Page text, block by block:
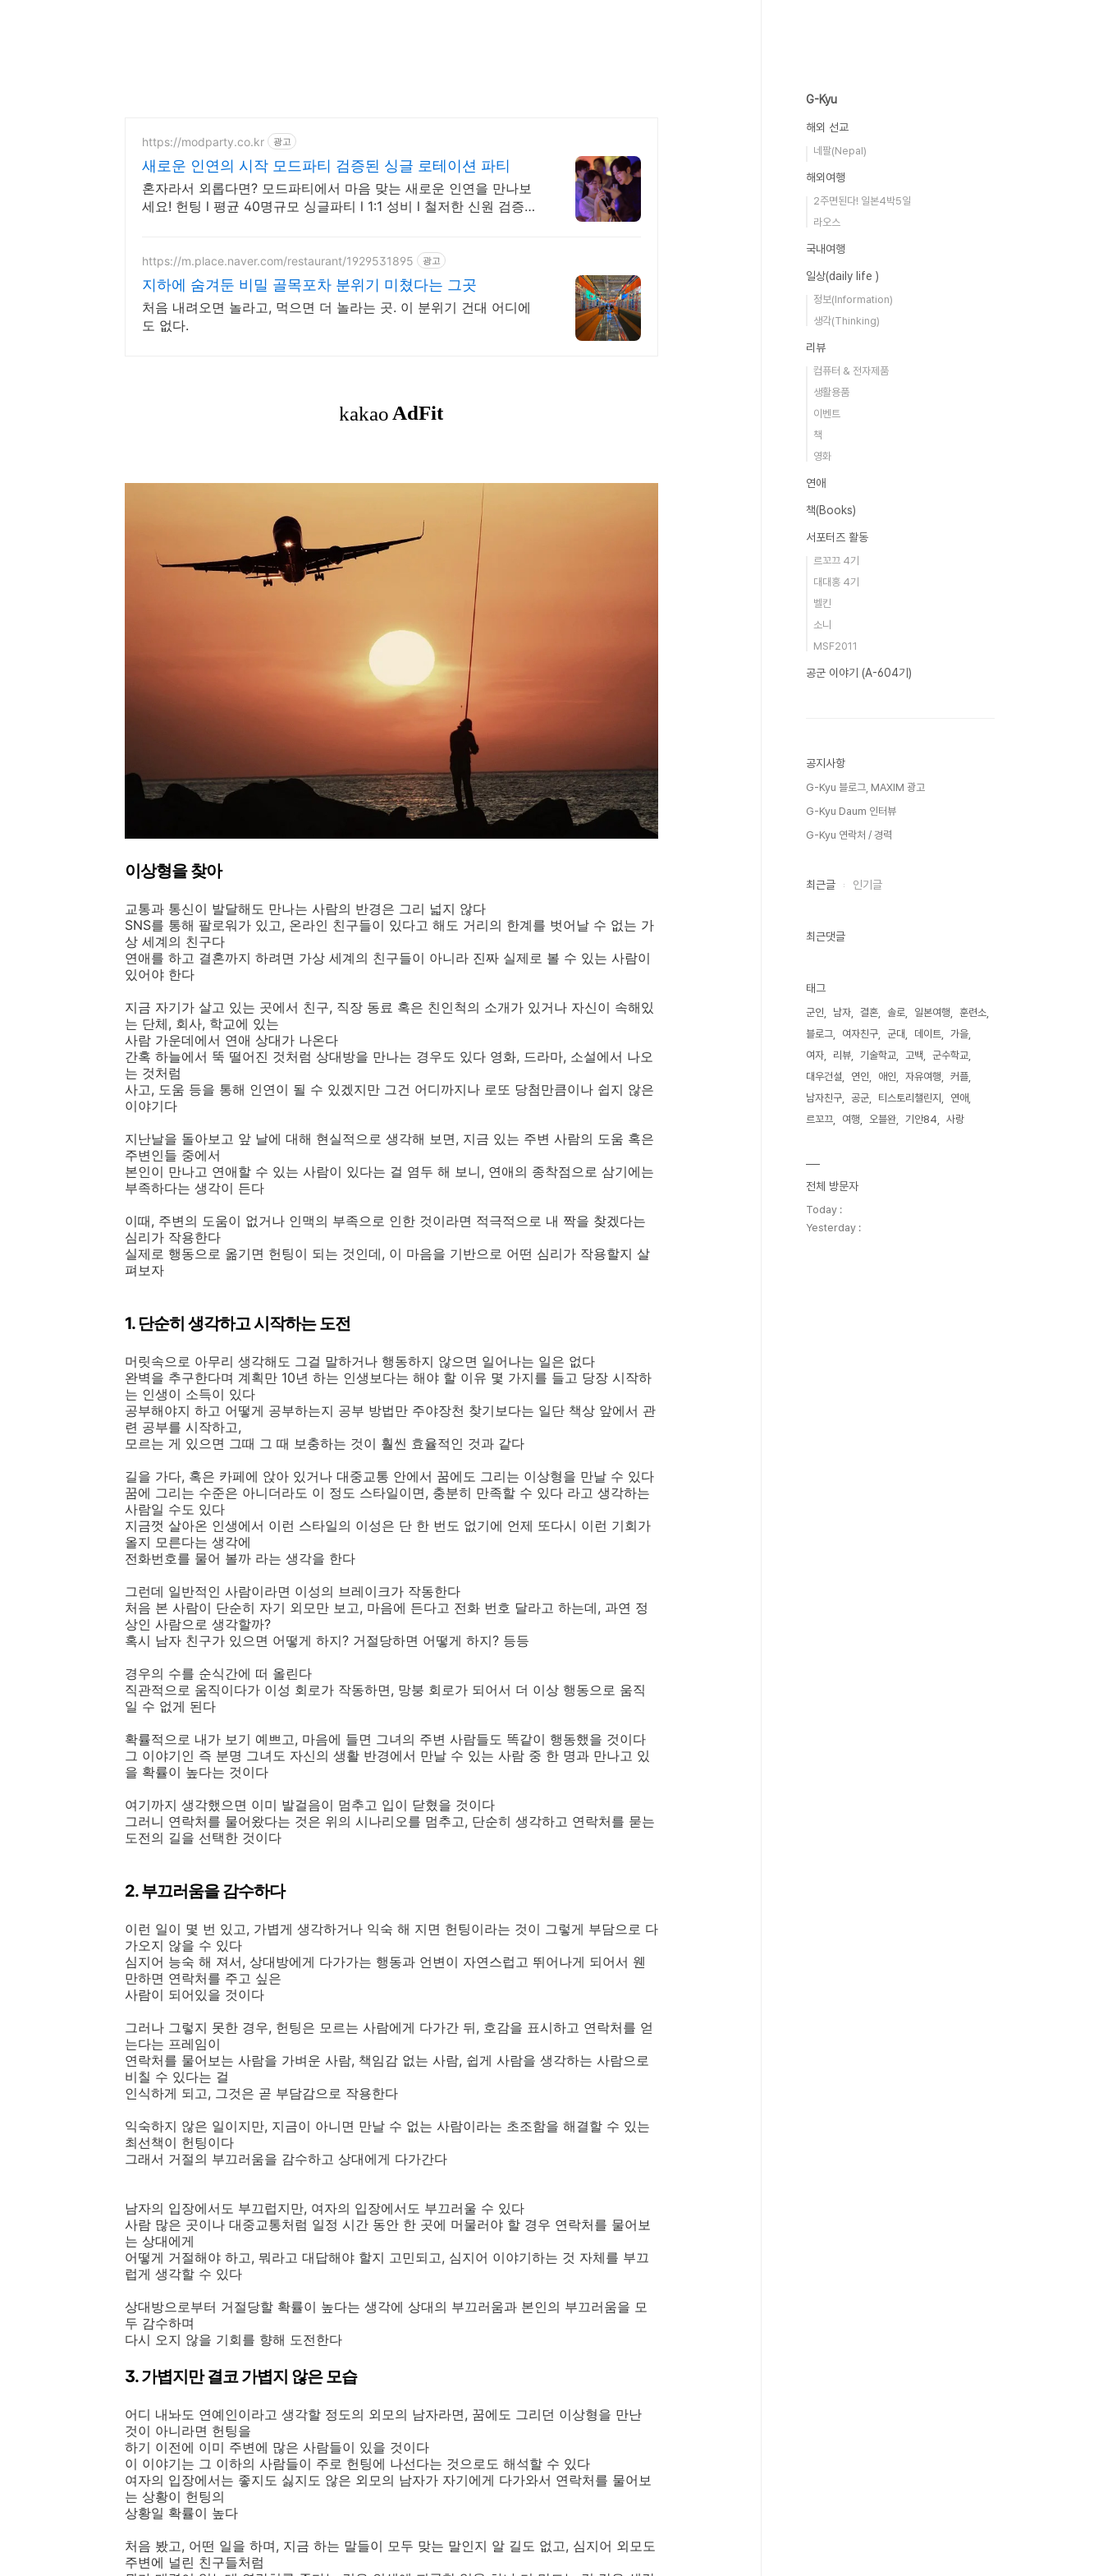
https://modparty.co.kr 광고
새로운 인연의 시작 모드파티 검증된 싱글 로테이션 파티
혼자라서 외롭다면? 모드파티에서 마음 맞는 새로운 인연을 만나보
세요! 헌팅 l 평균 40명규모 싱글파티 l 1:1 성비 l 철저한 신원 검증으
https://m.place.naver.com/restaurant/1929531895 광고
지하에 숨겨둔 비밀 골목포차 분위기 미쳤다는 그곳
처음 내려오면 놀라고, 먹으면 더 놀라는 곳. 이 분위기 건대 어디에
도 없다.
이상형을 찾아
교통과 통신이 발달해도 만나는 사람의 반경은 그리 넓지 않다
SNS를 통해 팔로워가 있고, 온라인 친구들이 있다고 해도 거리의 한계를 벗어날 수 없는 가
상 세계의 친구다
연애를 하고 결혼까지 하려면 가상 세계의 친구들이 아니라 진짜 실제로 볼 수 있는 사람이
있어야 한다
지금 자기가 살고 있는 곳에서 친구, 직장 동료 혹은 친인척의 소개가 있거나 자신이 속해있
는 단체, 회사, 학교에 있는
사람 가운데에서 연애 상대가 나온다
간혹 하늘에서 뚝 떨어진 것처럼 상대방을 만나는 경우도 있다 영화, 드라마, 소설에서 나오
는 것처럼
사고, 도움 등을 통해 인연이 될 수 있겠지만 그건 어디까지나 로또 당첨만큼이나 쉽지 않은
이야기다
지난날을 돌아보고 앞 날에 대해 현실적으로 생각해 보면, 지금 있는 주변 사람의 도움 혹은
주변인들 중에서
본인이 만나고 연애할 수 있는 사람이 있다는 걸 염두 해 보니, 연애의 종착점으로 삼기에는
부족하다는 생각이 든다
이때, 주변의 도움이 없거나 인맥의 부족으로 인한 것이라면 적극적으로 내 짝을 찾겠다는
심리가 작용한다
실제로 행동으로 옮기면 헌팅이 되는 것인데, 이 마음을 기반으로 어떤 심리가 작용할지 살
펴보자
1. 단순히 생각하고 시작하는 도전
머릿속으로 아무리 생각해도 그걸 말하거나 행동하지 않으면 일어나는 일은 없다
완벽을 추구한다며 계획만 10년 하는 인생보다는 해야 할 이유 몇 가지를 들고 당장 시작하
는 인생이 소득이 있다
공부해야지 하고 어떻게 공부하는지 공부 방법만 주야장천 찾기보다는 일단 책상 앞에서 관
련 공부를 시작하고,
모르는 게 있으면 그때 그 때 보충하는 것이 훨씬 효율적인 것과 같다
길을 가다, 혹은 카페에 앉아 있거나 대중교통 안에서 꿈에도 그리는 이상형을 만날 수 있다
꿈에 그리는 수준은 아니더라도 이 정도 스타일이면, 충분히 만족할 수 있다 라고 생각하는
사람일 수도 있다
지금껏 살아온 인생에서 이런 스타일의 이성은 단 한 번도 없기에 언제 또다시 이런 기회가
올지 모른다는 생각에
전화번호를 물어 볼까 라는 생각을 한다
그런데 일반적인 사람이라면 이성의 브레이크가 작동한다
처음 본 사람이 단순히 자기 외모만 보고, 마음에 든다고 전화 번호 달라고 하는데, 과연 정
상인 사람으로 생각할까?
혹시 남자 친구가 있으면 어떻게 하지? 거절당하면 어떻게 하지? 등등
경우의 수를 순식간에 떠 올린다
직관적으로 움직이다가 이성 회로가 작동하면, 망붕 회로가 되어서 더 이상 행동으로 움직
일 수 없게 된다
확률적으로 내가 보기 예쁘고, 마음에 들면 그녀의 주변 사람들도 똑같이 행동했을 것이다
그 이야기인 즉 분명 그녀도 자신의 생활 반경에서 만날 수 있는 사람 중 한 명과 만나고 있
을 확률이 높다는 것이다
여기까지 생각했으면 이미 발걸음이 멈추고 입이 닫혔을 것이다
그러니 연락처를 물어왔다는 것은 위의 시나리오를 멈추고, 단순히 생각하고 연락처를 묻는
도전의 길을 선택한 것이다
2. 부끄러움을 감수하다
이런 일이 몇 번 있고, 가볍게 생각하거나 익숙 해 지면 헌팅이라는 것이 그렇게 부담으로 다
가오지 않을 수 있다
심지어 능숙 해 져서, 상대방에게 다가가는 행동과 언변이 자연스럽고 뛰어나게 되어서 웬
만하면 연락처를 주고 싶은
사람이 되어있을 것이다
그러나 그렇지 못한 경우, 헌팅은 모르는 사람에게 다가간 뒤, 호감을 표시하고 연락처를 얻
는다는 프레임이
연락처를 물어보는 사람을 가벼운 사람, 책임감 없는 사람, 쉽게 사람을 생각하는 사람으로
비칠 수 있다는 걸
인식하게 되고, 그것은 곧 부담감으로 작용한다
익숙하지 않은 일이지만, 지금이 아니면 만날 수 없는 사람이라는 초조함을 해결할 수 있는
최선책이 헌팅이다
그래서 거절의 부끄러움을 감수하고 상대에게 다가간다
남자의 입장에서도 부끄럽지만, 여자의 입장에서도 부끄러울 수 있다
사람 많은 곳이나 대중교통처럼 일정 시간 동안 한 곳에 머물러야 할 경우 연락처를 물어보
는 상대에게
어떻게 거절해야 하고, 뭐라고 대답해야 할지 고민되고, 심지어 이야기하는 것 자체를 부끄
럽게 생각할 수 있다
상대방으로부터 거절당할 확률이 높다는 생각에 상대의 부끄러움과 본인의 부끄러움을 모
두 감수하며
다시 오지 않을 기회를 향해 도전한다
3. 가볍지만 결코 가볍지 않은 모습
어디 내놔도 연예인이라고 생각할 정도의 외모의 남자라면, 꿈에도 그리던 이상형을 만난
것이 아니라면 헌팅을
하기 이전에 이미 주변에 많은 사람들이 있을 것이다
이 이야기는 그 이하의 사람들이 주로 헌팅에 나선다는 것으로도 해석할 수 있다
여자의 입장에서는 좋지도 싫지도 않은 외모의 남자가 자기에게 다가와서 연락처를 물어보
는 상황이 헌팅의
상황일 확률이 높다
처음 봤고, 어떤 일을 하며, 지금 하는 말들이 모두 맞는 말인지 알 길도 없고, 심지어 외모도
주변에 널린 친구들처럼
G-Kyu
해외 선교
네팔(Nepal)
해외여행
2주면된다! 일본4박5일
라오스
국내여행
일상(daily life )
정보(Information)
생각(Thinking)
리뷰
컴퓨터 & 전자제품
생활용품
이벤트
책
영화
연애
책(Books)
서포터즈 활동
르꼬끄 4기
대대홍 4기
벨킨
소니
MSF2011
공군 이야기 (A-604기)
공지사항
G-Kyu 블로그, MAXIM 광고
G-Kyu Daum 인터뷰
G-Kyu 연락처 / 경력
최근글 인기글
최근댓글
태그
군인 남자 결혼 솔로 일본여행
훈련소
블로그
여자친구 군대 데이트
가을
여자
리뷰 기술학교 고백
군수학교
대우건설
연인 애인 자유여행
커플
남자친구
공군 티스토리챌린지
연애
르꼬끄
여행 오블완 기안84 사랑
전체 방문자
Today :
Yesterday :